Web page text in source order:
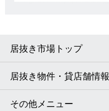
居抜き市場トップ
居抜き物件・貸店舗情報
その他メニュー